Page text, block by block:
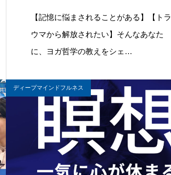
【記憶に悩まされることがある】【トラ
ウマから解放されたい】そんなあなた
に、ヨガ哲学の教えをシェ…
ディープマインドフルネス